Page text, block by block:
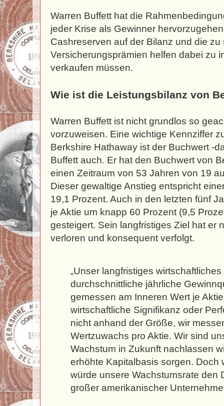
Warren Buffett hat die
jeder Krise als Gewinner
Cashreserven auf der Bilanz und die zu
Versicherungsprämien helfen dabei zu
verkaufen müssen.
Wie ist die Leistungsbilanz von
Warren Buffett ist nicht grundlos so
vorzuweisen. Eine wichtige Kennziffer
Berkshire Hathaway ist der Buchwert -
Buffett auch. Er hat den Buchwert von
einen Zeitraum von 53 Jahren von 19
Dieser gewaltige Anstieg entspricht
19,1 Prozent. Auch in den letzten fünf
je Aktie um knapp 60 Prozent (9,5
gesteigert. Sein langfristiges Ziel hat er
verloren und konsequent verfolgt.
„Unser langfristiges
durchschnittliche jährliche
gemessen am Inneren Wert je
wirtschaftliche Signifikanz oder
nicht anhand der Größe, wir
Wertzuwachs pro Aktie. Wir sind
Wachstum in Zukunft nachlassen
erhöhte Kapitalbasis sorgen. Doch
würde unsere Wachstumsrate den
großer amerikanischer